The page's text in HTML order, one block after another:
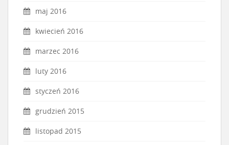
maj 2016
kwiecień 2016
marzec 2016
luty 2016
styczeń 2016
grudzień 2015
listopad 2015